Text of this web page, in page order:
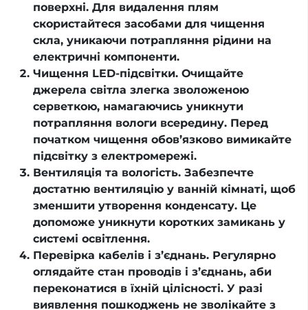
поверхні. Для видалення плям
скористайтеся засобами для чищення
скла, уникаючи потрапляння рідини на
електричні компоненти.
Чищення LED-підсвітки. Очищайте
джерела світла злегка зволоженою
серветкою, намагаючись уникнути
потрапляння вологи всередину. Перед
початком чищення обов’язково вимикайте
підсвітку з електромережі.
Вентиляція та вологість. Забезпечте
достатню вентиляцію у ванній кімнаті, щоб
зменшити утворення конденсату. Це
допоможе уникнути коротких замикань у
системі освітлення.
Перевірка кабелів і з’єднань. Регулярно
оглядайте стан проводів і з’єднань, аби
переконатися в їхній цілісності. У разі
виявлення пошкоджень не зволікайте з